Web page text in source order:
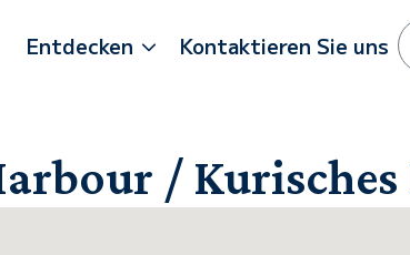
Entdecken Kontaktieren Sie uns
/